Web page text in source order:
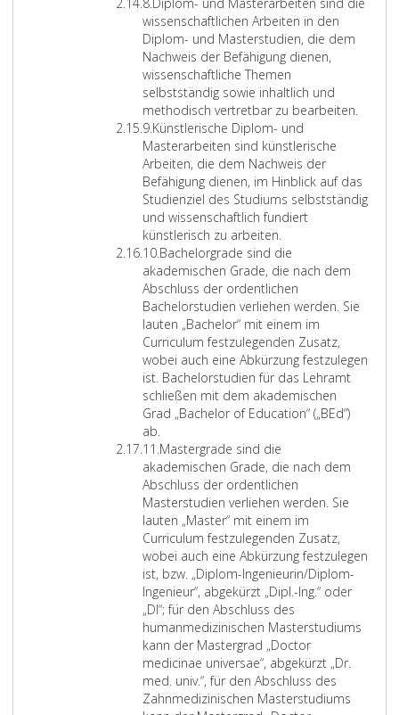
l
d
u
n
g
u
n
d
d
e
r
Q
u
a
l
i
f
i
z
i
e
r
u
g
f
ü
r
b
e
r
u
f
l
i
c
h
e
T
r
u
f
o
b
i
l
d
o
e
r
B
e
r
u
f
u
b
l
d
u
n
u
n
d
d
e
e
n
s
c
h
a
f
t
l
i
c
h
e
n
u
n
d
k
ü
n
s
t
l
r
i
s
c
h
e
n
B
e
r
u
f
s
v
o
i
f
f
e
r
8
wissenschaftlichen Arbeiten in den
Diplom- und Masterstudien, die dem
Nachweis der Befähigung dienen,
wissenschaftliche Themen
selbstständig sowie inhaltlich und
methodisch vertretbar zu bearbeiten.
9.Z
i
f
f
e
r
9
Künstlerische Diplom- und
Masterarbeiten sind künstlerische
Arbeiten, die dem Nachweis der
Befähigung dienen, im Hinblick auf das
Studienziel des Studiums selbstständig
und wissenschaftlich fundiert
künstlerisch zu arbeiten.
10.Z
i
f
f
e
r
1
0
Bachelorgrade sind die
akademischen Grade, die nach dem
Abschluss der ordentlichen
Bachelorstudien verliehen werden. Sie
lauten „Bachelor“ mit einem im
Curriculum festzulegenden Zusatz,
wobei auch eine Abkürzung festzulegen
ist. Bachelorstudien für das Lehramt
schließen mit dem akademischen
Grad „Bachelor of Education“ („BEd“)
ab.
11.Z
i
f
f
e
r
1
1
Mastergrade sind die
akademischen Grade, die nach dem
Abschluss der ordentlichen
Masterstudien verliehen werden. Sie
lauten „Master“ mit einem im
Curriculum festzulegenden Zusatz,
wobei auch eine Abkürzung festzulegen
ist, bzw. „Diplom-Ingenieurin/Diplom-
Ingenieur“, abgekürzt „Dipl.-Ing.“ oder
„DI“; für den Abschluss des
humanmedizinischen Masterstudiums
kann der Mastergrad „Doctor
medicinae universae“, abgekürzt „Dr.
med. univ.“, für den Abschluss des
Zahnmedizinischen Masterstudiums